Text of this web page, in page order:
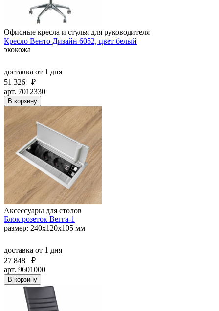
Офисные кресла и стулья для руководителя
Кресло Венто Дизайн 6052, цвет белый
экокожа
доставка от 1 дня
51 326
₽
арт. 7012330
В корзину
Аксессуары для столов
Блок розеток Вегга-1
размер: 240х120х105 мм
доставка от 1 дня
27 848
₽
арт. 9601000
В корзину